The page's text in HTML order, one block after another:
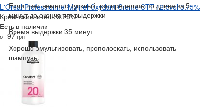
Если цвет немного тусклый, распределить по длине за 5
минут до окончания выдержки
Время выдержки 35 минут
Хорошо эмульгировать, прополоскать, использовать
шампунь.
L'Oreal Professionnel Majirel Oxydant Creme OTT 12.5vol 3.75%
Крем-окислитель 3.75%
Есть в наличии
от 97грн